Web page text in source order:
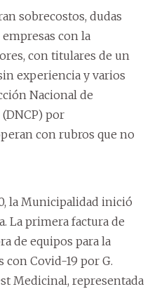
sobrecostos, dudas
con la
con titulares de un
experiencia y varios
Nacional de
por
con rubros que no
la Municipalidad inició
La primera factura de
de equipos para la
Covid-19 por G.
Medicinal, representada